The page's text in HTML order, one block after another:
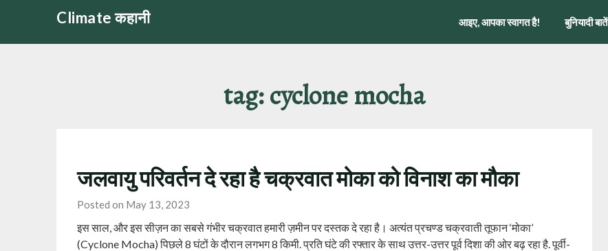
content
Climate कहानी आइए, आपका स्वागत है! बुनियादी बातें
tag:cyclone mocha
जलवायु परिवर्तन दे रहा है चक्रवात मोका को विनाश का मौका
Posted on May 13, 2023
इस साल, और इस सीज़न का सबसे गंभीर चक्रवात हमारी ज़मीन पर दस्तक दे रहा है। अत्यंत प्रचण्ड चक्रवाती तूफान ‘मोका’
(Cyclone Mocha) पिछले 8 घंटों के दौरान लगभग 8 किमी. प्रति घंटे की रफ्तार के साथ उत्तर-उत्तर पूर्व दिशा की ओर बढ़ रहा है. पूर्वी-